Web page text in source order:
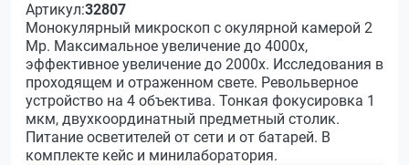
Артикул:32807
Монокулярный микроскоп с окулярной камерой 2
Мр. Максимальное увеличение до 4000х,
эффективное увеличение до 2000х. Исследования в
проходящем и отраженном свете. Револьверное
устройство на 4 объектива. Тонкая фокусировка 1
мкм, двухкоординатный предметный столик.
Питание осветителей от сети и от батарей. В
комплекте кейс и минилаборатория.